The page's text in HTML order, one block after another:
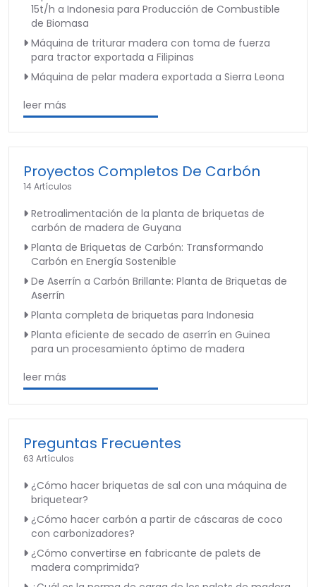
15t/h a Indonesia para Producción de Combustible
de Biomasa
Máquina de triturar madera con toma de fuerza
para tractor exportada a Filipinas
Máquina de pelar madera exportada a Sierra Leona
leer más
Proyectos Completos De Carbón
14 Artículos
Retroalimentación de la planta de briquetas de
carbón de madera de Guyana
Planta de Briquetas de Carbón: Transformando
Carbón en Energía Sostenible
De Aserrín a Carbón Brillante: Planta de Briquetas de
Aserrín
Planta completa de briquetas para Indonesia
Planta eficiente de secado de aserrín en Guinea
para un procesamiento óptimo de madera
leer más
Preguntas Frecuentes
63 Artículos
¿Cómo hacer briquetas de sal con una máquina de
briquetear?
¿Cómo hacer carbón a partir de cáscaras de coco
con carbonizadores?
¿Cómo convertirse en fabricante de palets de
madera comprimida?